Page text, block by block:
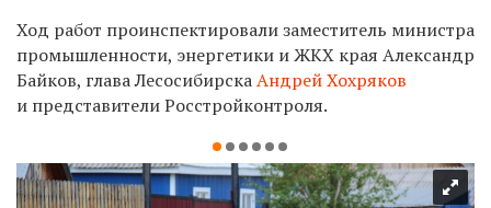
Ход работ проинспектировали заместитель министра
промышленности, энергетики и ЖКХ края Александр
Байков, глава ЛесосибирскаАндрей Хохряков
и представители Росстройконтроля.